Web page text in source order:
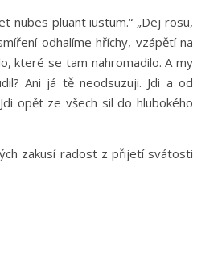
nubes pluant iustum.“ „Dej rosu,
odhalíme hříchy, vzápětí na
které se tam nahromadilo. A my
Ani já tě neodsuzuji. Jdi a od
opět ze všech sil do hlubokého
zakusí radost z přijetí svátosti